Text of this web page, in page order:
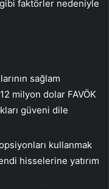
faktörler nedeniyle
sağlam
milyon dolar FAVÖK
güveni dile
kullanmak
hisselerine yatırım